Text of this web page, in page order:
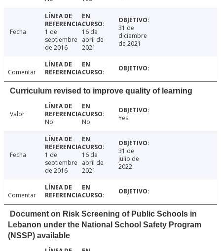
Fecha
1 de
septiembre
de 2016
16 de
abril de
2021
31 de
diciembre
de 2021
Comentar
Curriculum revised to improve quality of learning
Valor
No
No Yes
Fecha
1 de
septiembre
de 2016
16 de
abril de
2021
31 de
julio de
2022
Comentar
Document on Risk Screening of Public Schools in
Lebanon under the National School Safety Program
(NSSP) available